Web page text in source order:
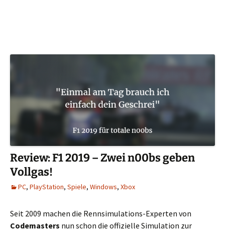
Review: F1 2019 – Zwei n00bs geben
Vollgas!
PC, PlayStation, Spiele, Windows, Xbox
Seit 2009 machen die Rennsimulations-Experten von
Codemasters nun schon die offizielle Simulation zur